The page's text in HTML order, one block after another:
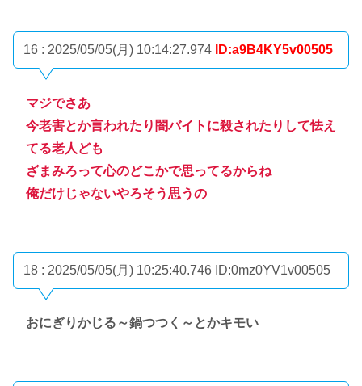
16 : 2025/05/05(月) 10:14:27.974 ID:a9B4KY5v00505
マジでさあ
今老害とか言われたり闇バイトに殺されたりして怯え
てる老人ども
ざまみろって心のどこかで思ってるからね
俺だけじゃないやろそう思うの
18 : 2025/05/05(月) 10:25:40.746 ID:0mz0YV1v00505
おにぎりかじる～鍋つつく～とかキモい